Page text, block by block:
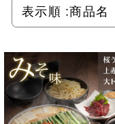
表示順 :商品名